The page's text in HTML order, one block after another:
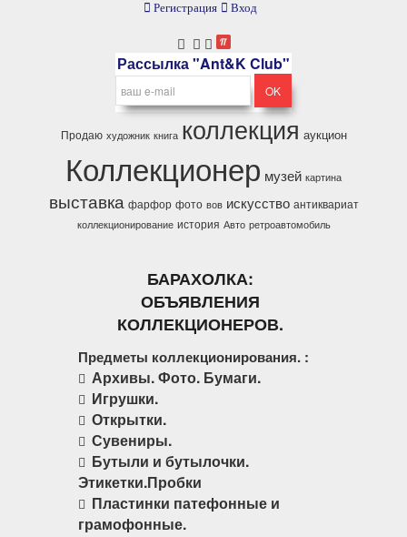
Регистрация
Вход
Рассылка "Ant&K Club"
Продаю художник книга коллекция аукцион
Коллекционер музей картина
выставка фарфор фото вов искусство антиквариат
коллекционирование история Авто ретроавтомобиль
БАРАХОЛКА:
ОБЪЯВЛЕНИЯ
КОЛЛЕКЦИОНЕРОВ.
Предметы коллекционирования. :
Архивы. Фото. Бумаги.
Игрушки.
Открытки.
Сувениры.
Бутыли и бутылочки.
Этикетки.Пробки
Пластинки патефонные и
грамофонные.